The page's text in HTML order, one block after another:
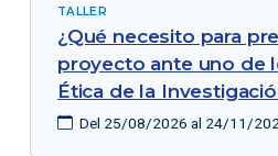
TALLER
¿Qué necesito para
proyecto ante uno de
Ética de la
Del 25/08/2026 al 24/11/